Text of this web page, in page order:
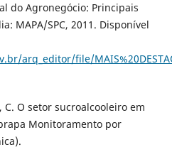
do Agronegócio: Principais
MAPA/SPC, 2011. Disponível
arq_editor/file/
C. O setor sucroalcooleiro em
Monitoramento por